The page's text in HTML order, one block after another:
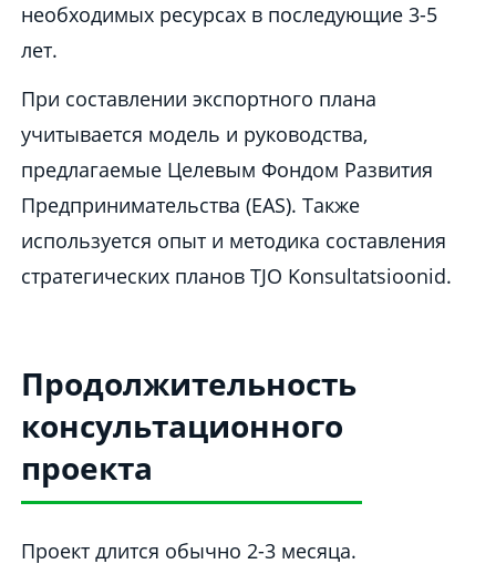
необходимых ресурсах в последующие 3-5
лет.
При составлении экспортного плана
учитывается модель и руководства,
предлагаемые Целевым Фондом Развития
Предпринимательства (EAS). Также
используется опыт и методика составления
стратегических планов TJO Konsultatsioonid.
Продолжительность
консультационного
проекта
Проект длится обычно 2-3 месяца.